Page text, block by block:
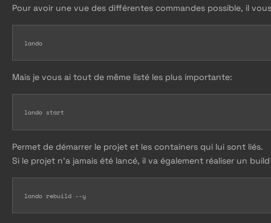
Pour avoir une vue des différentes commandes possible, il
lando
Mais je vous ai tout de même listé les plus importante:
lando start
Permet de démarrer le projet et les containers qui lui sont liés.
Si le projet n'a jamais été lancé, il va également réaliser un
lando rebuild --y